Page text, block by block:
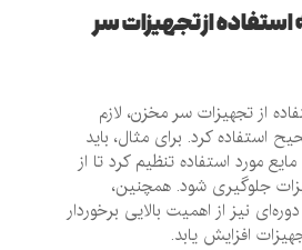
از تجهیزات سر
تجهیزات سر مخزن، لازم
کرد. برای مثال، باید
استفاده تنظیم کرد تا از
شود. همچنین،
از اهمیت بالایی برخوردار
یابد.